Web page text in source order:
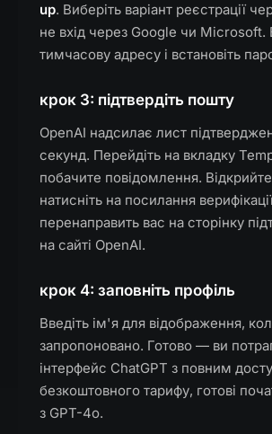
up. Виберіть варіант реєстрації
не вхід через Google чи Microsoft.
тимчасову адресу і встановіть
крок 3: підтвердіть пошту
OpenAI надсилає лист
секунд. Перейдіть на вкладку
побачите повідомлення. Відкрийте
натисніть на посилання
перенаправить вас на сторінку
на сайті OpenAI.
крок 4: заповніть профіль
Введіть ім'я для відображення,
запропоновано. Готово — ви
інтерфейс ChatGPT з повним
безкоштовного тарифу, готові
з GPT-4o.